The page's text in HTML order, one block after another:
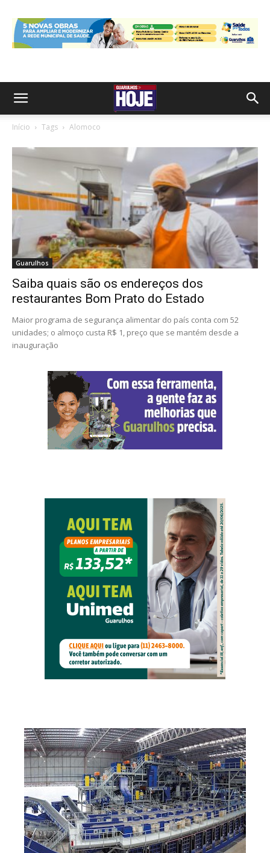
Início Tags Alomoco
Guarulhos
Saiba quais são os endereços dos
restaurantes Bom Prato do Estado
Maior programa de segurança alimentar do país conta com 52
unidades; o almoço custa R$ 1, preço que se mantém desde a
inauguração